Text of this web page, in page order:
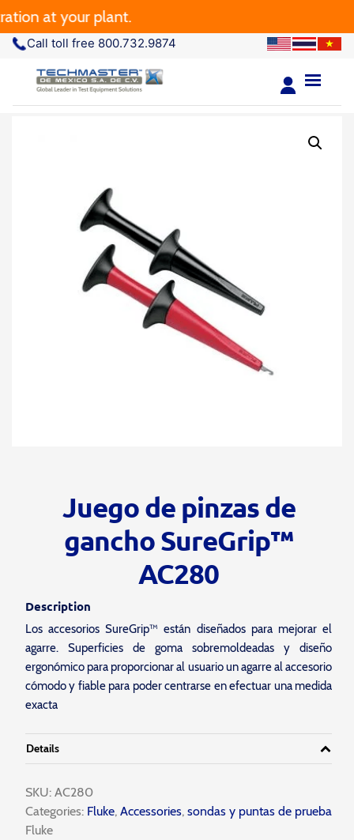
at your plant.
Call toll free 800.732.9874
Juego de pinzas de
gancho SureGrip™
AC280
Description
Los accesorios SureGrip™ están diseñados para mejorar el
agarre. Superficies de goma sobremoldeadas y diseño
ergonómico para proporcionar al usuario un agarre al accesorio
cómodo y fiable para poder centrarse en efectuar una medida
exacta
Details
SKU: AC280
Categories:Fluke, Accessories, sondas y puntas de prueba
Fluke